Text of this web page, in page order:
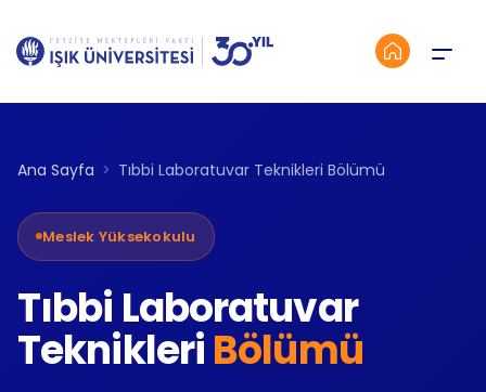
Menü
Ana Sayfa Tıbbi Laboratuvar Teknikleri Bölümü
Meslek Yüksekokulu
Tıbbi Laboratuvar
TeknikleriBölümü